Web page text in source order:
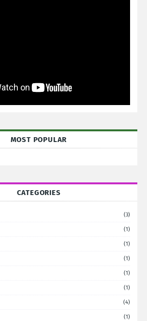
MOST POPULAR
CATEGORIES
(3)
(1)
(1)
(1)
(1)
(1)
(4)
(1)